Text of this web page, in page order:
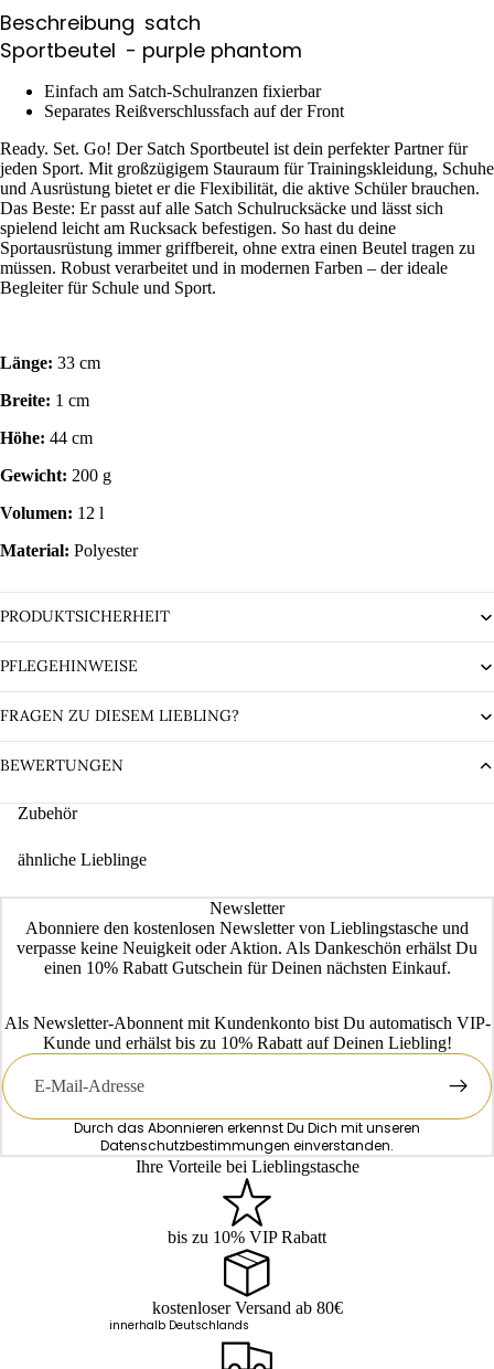
Beschreibung satch
Sportbeutel - purple phantom
Einfach am Satch-Schulranzen fixierbar
Separates Reißverschlussfach auf der Front
Ready. Set. Go! Der Satch Sportbeutel ist dein perfekter Partner für
jeden Sport. Mit großzügigem Stauraum für Trainingskleidung, Schuhe
und Ausrüstung bietet er die Flexibilität, die aktive Schüler brauchen.
Das Beste: Er passt auf alle Satch Schulrucksäcke und lässt sich
spielend leicht am Rucksack befestigen. So hast du deine
Sportausrüstung immer griffbereit, ohne extra einen Beutel tragen zu
müssen. Robust verarbeitet und in modernen Farben – der ideale
Begleiter für Schule und Sport.
Länge: 33 cm
Breite: 1 cm
Höhe: 44 cm
Gewicht: 200 g
Volumen: 12 l
Material: Polyester
PRODUKTSICHERHEIT
PFLEGEHINWEISE
FRAGEN ZU DIESEM LIEBLING?
BEWERTUNGEN
Zubehör
ähnliche Lieblinge
Newsletter
Abonniere den kostenlosen Newsletter von Lieblingstasche und
verpasse keine Neuigkeit oder Aktion. Als Dankeschön erhälst Du
einen 10% Rabatt Gutschein für Deinen nächsten Einkauf.
Als Newsletter-Abonnent mit Kundenkonto bist Du automatisch VIP-
Kunde und erhälst bis zu 10% Rabatt auf Deinen Liebling!
E-
Mail
Durch das Abonnieren erkennst Du Dich mit unseren
Datenschutzbestimmungen einverstanden.
Ihre Vorteile bei Lieblingstasche
bis zu 10% VIP Rabatt
kostenloser Versand ab 80€
innerhalb Deutschlands